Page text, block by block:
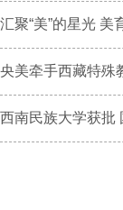
汇聚“美”的星光 美
央美牵手西藏特殊
西南民族大学获批